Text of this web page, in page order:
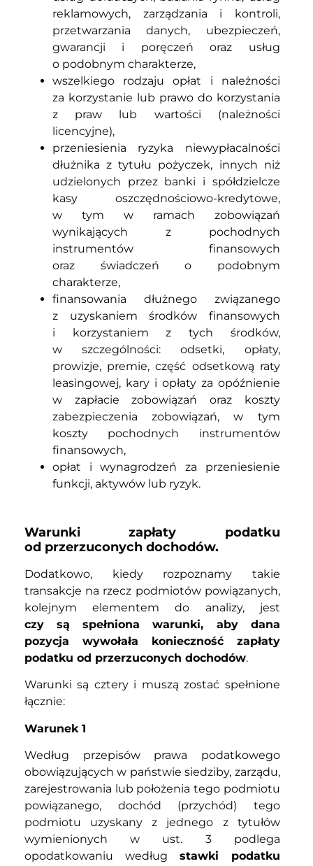
reklamowych, zarządzania i kontroli,
przetwarzania danych, ubezpieczeń,
gwarancji i poręczeń oraz usług
o podobnym charakterze,
wszelkiego rodzaju opłat i należności
za korzystanie lub prawo do korzystania
z praw lub wartości (należności
licencyjne),
przeniesienia ryzyka niewypłacalności
dłużnika z tytułu pożyczek, innych niż
udzielonych przez banki i spółdzielcze
kasy oszczędnościowo-kredytowe,
w tym w ramach zobowiązań
wynikających z pochodnych
instrumentów finansowych
oraz świadczeń o podobnym
charakterze,
finansowania dłużnego związanego
z uzyskaniem środków finansowych
i korzystaniem z tych środków,
w szczególności: odsetki, opłaty,
prowizje, premie, część odsetkową raty
leasingowej, kary i opłaty za opóźnienie
w zapłacie zobowiązań oraz koszty
zabezpieczenia zobowiązań, w tym
koszty pochodnych instrumentów
finansowych,
opłat i wynagrodzeń za przeniesienie
funkcji, aktywów lub ryzyk.
Warunki zapłaty podatku
od przerzuconych dochodów.
Dodatkowo, kiedy rozpoznamy takie
transakcje na rzecz podmiotów powiązanych,
kolejnym elementem do analizy, jest
czy są spełniona warunki, aby dana
pozycja wywołała konieczność zapłaty
podatku od przerzuconych dochodów.
Warunki są cztery i muszą zostać spełnione
łącznie:
Warunek 1
Według przepisów prawa podatkowego
obowiązujących w państwie siedziby, zarządu,
zarejestrowania lub położenia tego podmiotu
powiązanego, dochód (przychód) tego
podmiotu uzyskany z jednego z tytułów
wymienionych w ust. 3 podlega
opodatkowaniu według stawki podatku